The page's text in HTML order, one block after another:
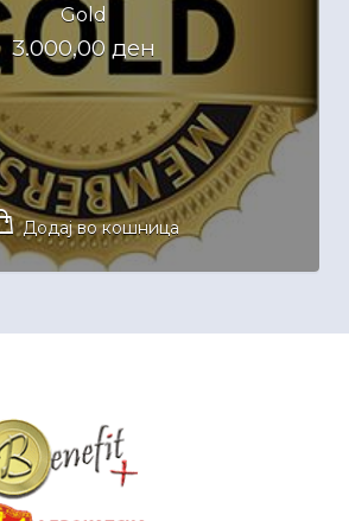
Gold
3.000,00 ден
Додај во кошница